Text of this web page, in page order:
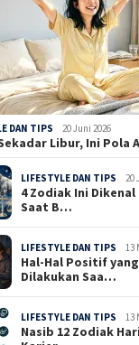
DAN TIPS 20 Juni 2026
Libur, Ini Pola
LIFESTYLE DAN TIPS 20
4 Zodiak Ini
Saat B…
LIFESTYLE DAN TIPS 13
Hal-Hal Positif
Dilakukan Saa…
LIFESTYLE DAN TIPS 13
Nasib 12 Zodiak